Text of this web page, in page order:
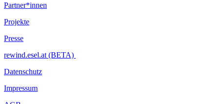
Partner*innen
Projekte
Presse
rewind.esel.at (BETA)
Datenschutz
Impressum